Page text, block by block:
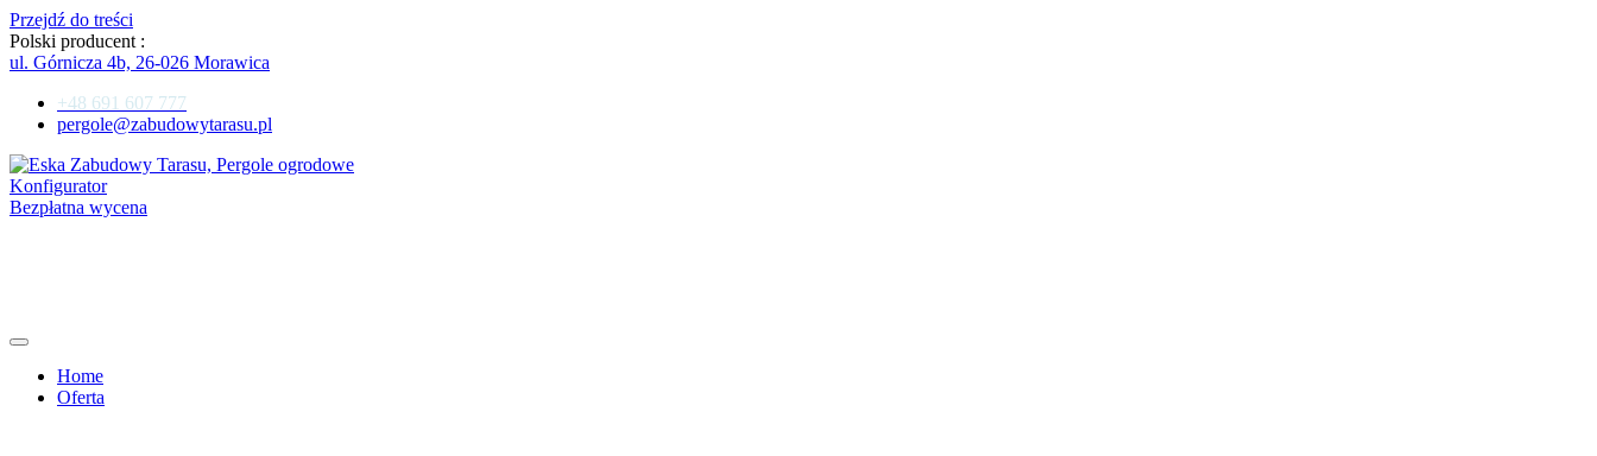
Przejdź do treści
Polski producent :
ul. Górnicza 4b, 26-026 Morawica
+48 691 607 777
pergole@zabudowytarasu.pl
Konfigurator
Bezpłatna wycena
Home
Oferta